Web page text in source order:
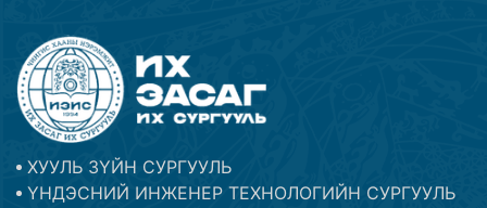
ХУУЛЬ ЗҮЙН СУРГУУЛЬ
ҮНДЭСНИЙ ИНЖЕНЕР ТЕХНОЛОГИЙН СУРГУУЛЬ